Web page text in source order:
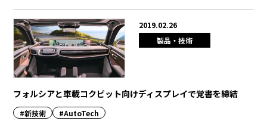
2019.02.26
製品・技術
フォルシアと車載コクピット向けディスプレイで覚書を締結
#新技術 #AutoTech